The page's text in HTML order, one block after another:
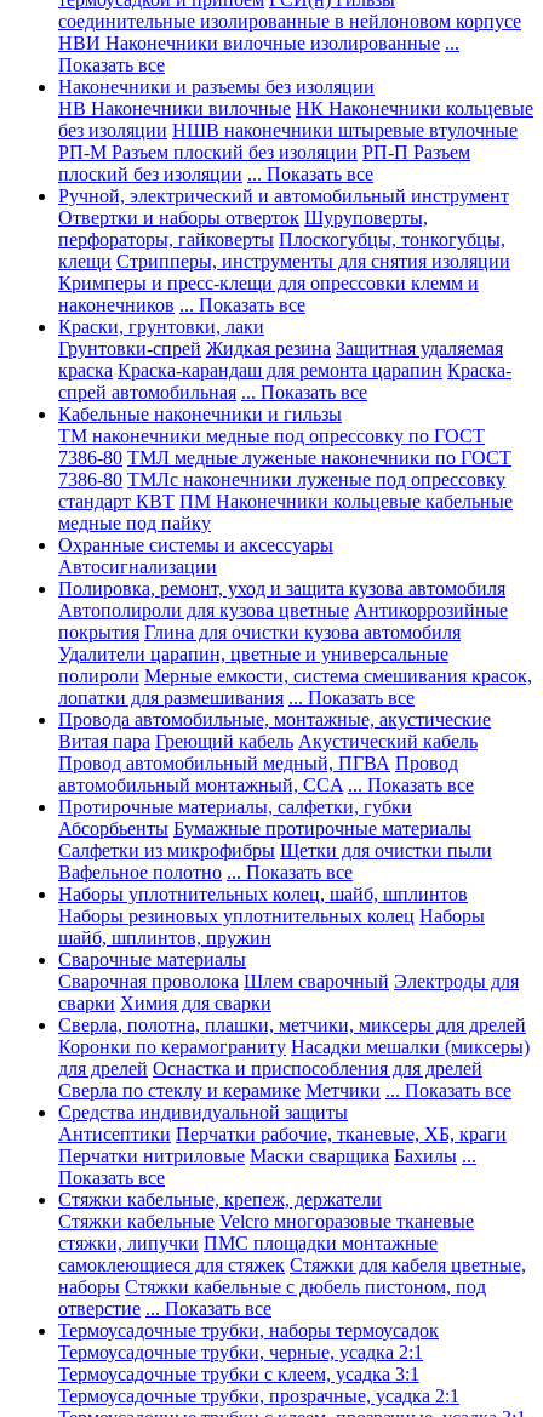
соединительные изолированные в нейлоновом корпусе
НВИ Наконечники вилочные изолированные ...
Показать все
Наконечники и разъемы без изоляции
НВ Наконечники вилочные НК Наконечники кольцевые
без изоляции НШВ наконечники штыревые втулочные
РП-М Разъем плоский без изоляции РП-П Разъем
плоский без изоляции ... Показать все
Ручной, электрический и автомобильный инструмент
Отвертки и наборы отверток Шуруповерты,
перфораторы, гайковерты Плоскогубцы, тонкогубцы,
клещи Стрипперы, инструменты для снятия изоляции
Кримперы и пресс-клещи для опрессовки клемм и
наконечников ... Показать все
Краски, грунтовки, лаки
Грунтовки-спрей Жидкая резина Защитная удаляемая
краска Краска-карандаш для ремонта царапин Краска-
спрей автомобильная ... Показать все
Кабельные наконечники и гильзы
ТМ наконечники медные под опрессовку по ГОСТ
7386-80 ТМЛ медные луженые наконечники по ГОСТ
7386-80 ТМЛс наконечники луженые под опрессовку
стандарт КВТ ПМ Наконечники кольцевые кабельные
медные под пайку
Охранные системы и аксессуары
Автосигнализации
Полировка, ремонт, уход и защита кузова автомобиля
Автополироли для кузова цветные Антикоррозийные
покрытия Глина для очистки кузова автомобиля
Удалители царапин, цветные и универсальные
полироли Мерные емкости, система смешивания красок,
лопатки для размешивания ... Показать все
Провода автомобильные, монтажные, акустические
Витая пара Греющий кабель Акустический кабель
Провод автомобильный медный, ПГВА Провод
автомобильный монтажный, CCA ... Показать все
Протирочные материалы, салфетки, губки
Абсорбьенты Бумажные протирочные материалы
Салфетки из микрофибры Щетки для очистки пыли
Вафельное полотно ... Показать все
Наборы уплотнительных колец, шайб, шплинтов
Наборы резиновых уплотнительных колец Наборы
шайб, шплинтов, пружин
Сварочные материалы
Сварочная проволока Шлем сварочный Электроды для
сварки Химия для сварки
Сверла, полотна, плашки, метчики, миксеры для дрелей
Коронки по керамограниту Насадки мешалки (миксеры)
для дрелей Оснастка и приспособления для дрелей
Сверла по стеклу и керамике Метчики ... Показать все
Средства индивидуальной защиты
Антисептики Перчатки рабочие, тканевые, ХБ, краги
Перчатки нитриловые Маски сварщика Бахилы ...
Показать все
Стяжки кабельные, крепеж, держатели
Стяжки кабельные Velcro многоразовые тканевые
стяжки, липучки ПМС площадки монтажные
самоклеющиеся для стяжек Стяжки для кабеля цветные,
наборы Стяжки кабельные с дюбель пистоном, под
отверстие ... Показать все
Термоусадочные трубки, наборы термоусадок
Термоусадочные трубки, черные, усадка 2:1
Термоусадочные трубки с клеем, усадка 3:1
Термоусадочные трубки, прозрачные, усадка 2:1